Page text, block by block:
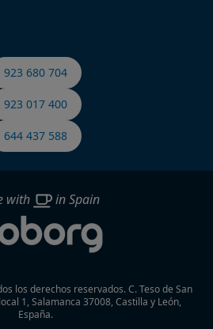
923 680 704
923 017 400
644 437 588
with in Spain
los derechos reservados.C. Teso de San
1, Salamanca 37008, Castilla y León,
España.